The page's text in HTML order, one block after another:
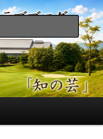
総支配人
作業、ゴルフに関する随
検
索